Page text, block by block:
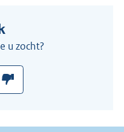
u zocht?